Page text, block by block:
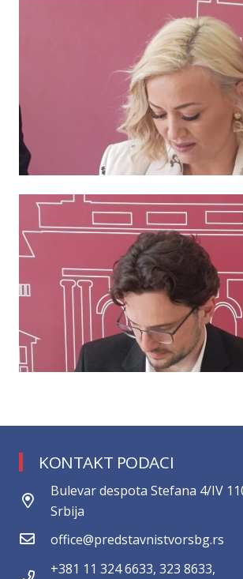
KONTAKT PODACI
Bulevar despota Stefana 4/IV
Srbija
office@predstavnistvorsbg.rs
+381 11 324 6633, 323 8633,